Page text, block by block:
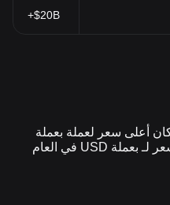
$20B+
كان أعلى سعر لعملة بعملة
USD في العام الماضي -- وأدنى سعر لـ بعملة USD في العام